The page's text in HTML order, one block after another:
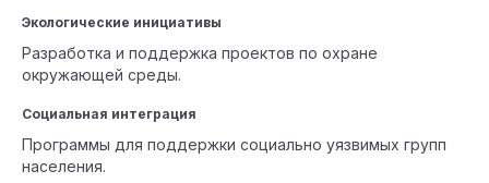
Экологические инициативы
Разработка и поддержка проектов по охране
окружающей среды.
Социальная интеграция
Программы для поддержки социально уязвимых групп
населения.